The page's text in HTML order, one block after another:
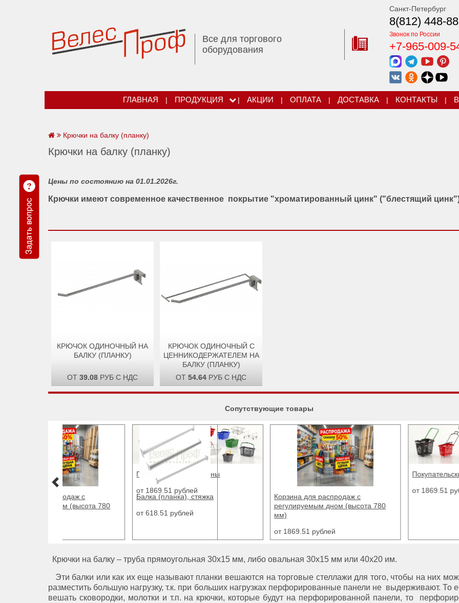
Все для торгового
оборудования
Санкт-Петербург
8(812) 448-
Звонок по России
+7-965-009-
ГЛАВНАЯ | ПРОДУКЦИЯ | АКЦИИ | ОПЛАТА | ДОСТАВКА | КОНТАКТЫ |
Крючки на балку (планку)
Крючки на балку (планку)
Цены по состоянию на 01.01.2026г.
Крючки имеют современное качественное покрытие "хроматированный цинк" ("блестящий
КРЮЧОК ОДИНОЧНЫЙ НА
БАЛКУ (ПЛАНКУ)
ОТ 39.08 РУБ С НДС
КРЮЧОК ОДИНОЧНЫЙ С
ЦЕННИКОДЕРЖАТЕЛЕМ НА
БАЛКУ (ПЛАНКУ)
ОТ 54.64 РУБ С НДС
Сопутствующие товары
Балка (планка), стяжка
Корзина для распродаж с
регулируемым дном (высота 780
Покупательские корзины
Крючки на балку – труба прямоугольная 30х15 мм, либо овальная 30х15 мм или 40х20 им.
Эти балки или как их еще называют планки вешаются на торговые стеллажи для того, чтобы на них
разместить большую нагрузку, т.к. при больших нагрузках перфорированные панели не выдерживают. То
вешать сковородки, молотки и т.п. на крючки, которые будут на перфорированной панели, то